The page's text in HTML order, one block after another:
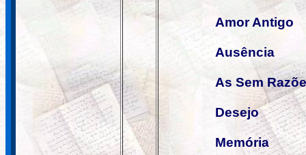
Amor Antigo
Ausência
As Sem
Desejo
Memória